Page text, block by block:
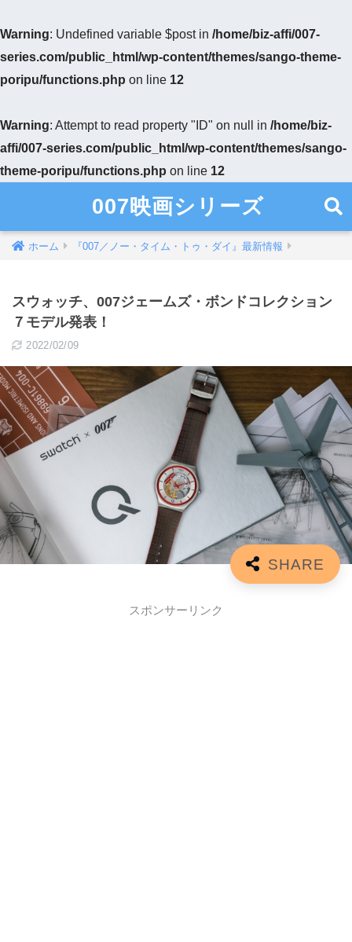
Warning: Undefined variable $post in /home/biz-affi/007-
series.com/public_html/wp-content/themes/sango-theme-
poripu/functions.php on line 12
Warning: Attempt to read property "ID" on null in /home/biz-
affi/007-series.com/public_html/wp-content/themes/sango-
theme-poripu/functions.php on line 12
007映画シリーズ
ホーム 『007／ノー・タイム・トゥ・ダイ』最新情報
スウォッチ、007ジェームズ・ボンドコレクション
７モデル発表！
2022/02/09
スポンサーリンク